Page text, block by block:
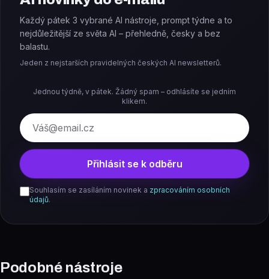
Každý pátek 3 vybrané AI nástroje, prompt týdne a to
nejdůležitější ze světa AI – přehledně, česky a bez
balastu.
Jeden z nejstarších pravidelných českých AI newsletterů.
Jednou týdně, v pátek. Žádný spam – odhlásíte se jedním
klikem.
E-mail
Přihlásit se k odběru
Souhlasím se zasíláním novinek a zpracováním osobních
údajů.
Podobné nástroje